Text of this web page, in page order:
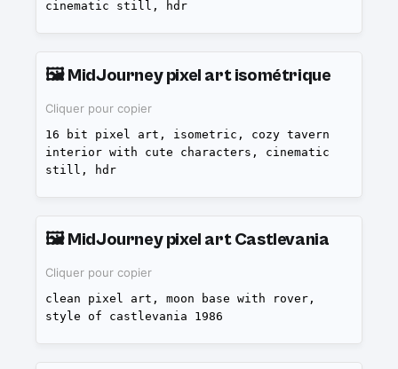
cinematic still, hdr
🖼️MidJourney pixel art isométrique
Cliquer pour copier
16 bit pixel art, isometric, cozy tavern
interior with cute characters, cinematic
still, hdr
🖼️MidJourney pixel art Castlevania
Cliquer pour copier
clean pixel art, moon base with rover,
style of castlevania 1986